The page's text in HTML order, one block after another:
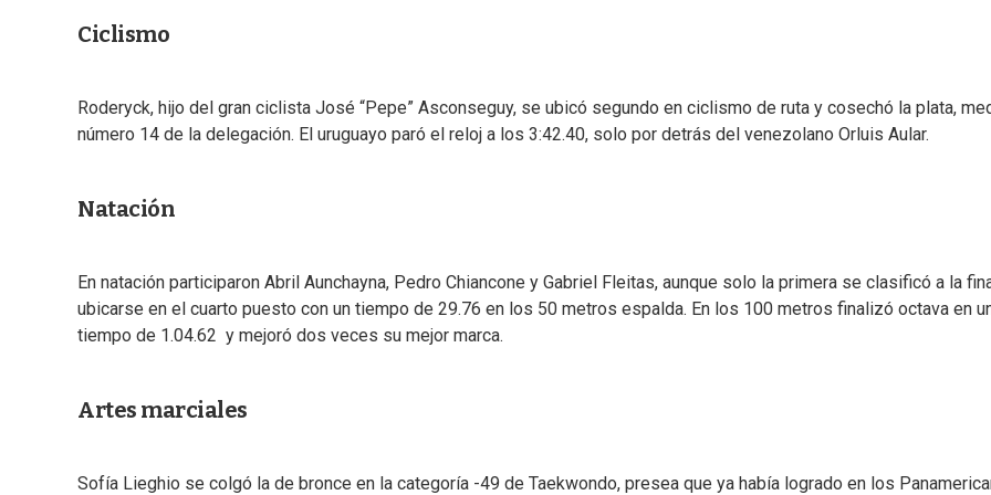
Ciclismo
Roderyck, hijo del gran ciclista José “Pepe” Asconseguy, se ubicó segundo en ciclismo de ruta y cosechó la plata,
número 14 de la delegación. El uruguayo paró el reloj a los 3:42.40, solo por detrás del venezolano Orluis Aular.
Natación
En natación participaron Abril Aunchayna, Pedro Chiancone y Gabriel Fleitas, aunque solo la primera se clasificó a la
ubicarse en el cuarto puesto con un tiempo de 29.76 en los 50 metros espalda. En los 100 metros finalizó octava en
tiempo de 1.04.62 y mejoró dos veces su mejor marca.
Artes marciales
Sofía Lieghio se colgó la de bronce en la categoría -49 de Taekwondo, presea que ya había logrado en los